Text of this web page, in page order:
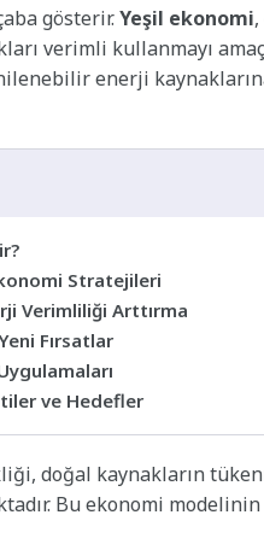
gösterir.Yeşil ekonomi
verimli kullanmayı
enerji
Stratejileri
Verimliliği Arttırma
Fırsatlar
ve Hedefler
doğal kaynakların
Bu ekonomi